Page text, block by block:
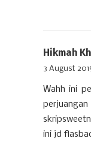
Hikmah
3 August
Wahh ini
ini jd